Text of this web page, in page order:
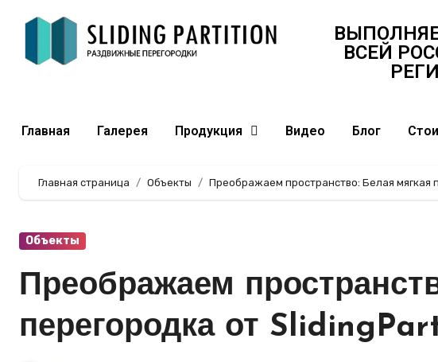
ВСЕЙ
Главная Галерея Продукция Видео Блог
Главная страница Объекты Преображаем пространство: Белая мягкая
Объекты
Преображаем
перегородка от